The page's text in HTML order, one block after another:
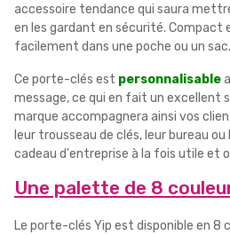
accessoire tendance qui saura
en les gardant en sécurité. Compact
facilement dans une poche ou un sac.
Ce porte-clés est personnalisable
message, ce qui en fait un excellent
marque accompagnera ainsi vos
leur trousseau de clés, leur bureau
cadeau d'entreprise à la fois utile et
Une palette de 8
Le porte-clés Yip est disponible en 8